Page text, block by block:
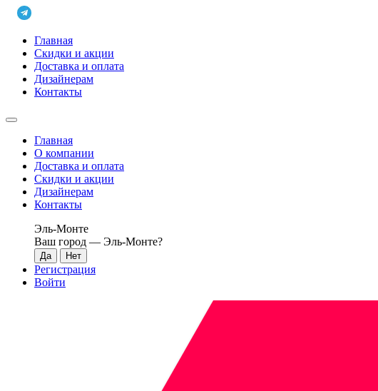
Главная
Скидки и акции
Доставка и оплата
Дизайнерам
Контакты
Главная
О компании
Доставка и оплата
Скидки и акции
Дизайнерам
Контакты
Эль-Монте
Ваш город — Эль-Монте?
Регистрация
Войти